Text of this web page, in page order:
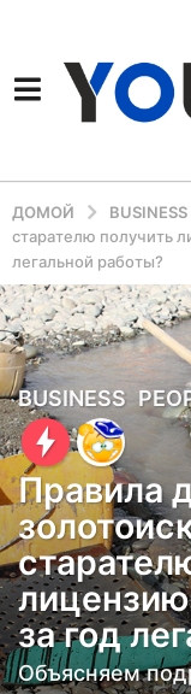
ДОМОЙ BUSINESS
старателю получить
легальной работы?
6
л
е
т
н
а
з
а
д
BUSINESS ,
Правила
за год
Объясняем